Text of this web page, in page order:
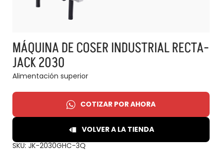
MÁQUINA DE COSER INDUSTRIAL RECTA-
JACK 2030
Alimentación superior
COTIZAR POR AHORA
VOLVER A LA TIENDA
SKU: JK-2030GHC-3Q